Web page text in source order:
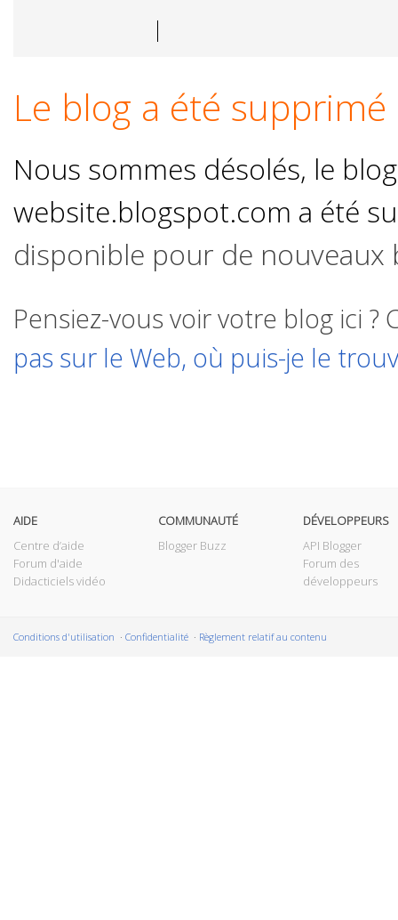
Le blog a été supprimé
Nous sommes désolés, le
website.blogspot.com a été
disponible pour de nouveaux
Pensiez-vous voir votre blog ici
pas sur le Web, où puis-je le
AIDE
Centre d’aide
Forum d'aide
Didacticiels vidéo
COMMUNAUTÉ
Blogger Buzz
DÉVELOPPEURS
API Blogger
Forum des
développeurs
Conditions d'utilisation Confidentialité Règlement relatif au contenu